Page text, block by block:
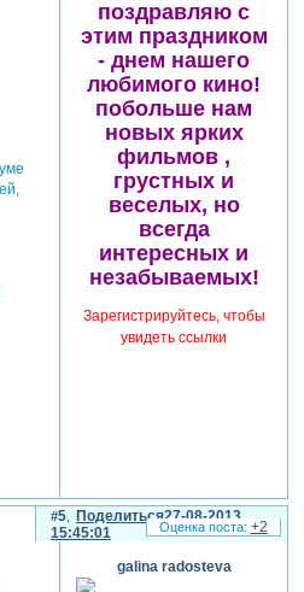
искусство независимо от
«нала»!
мы вам желаем
множества аншлагов и
премьер,
чтоб цвел кинотеатр год от
и пусть искусство,
созданное братьями
люмьер,
всегда принадлежит
всему народу!
Зарегистрируйтесь, чтобы
увидеть ссылки
поздравляю с
этим праздником
- днем нашего
любимого кино!
побольше нам
новых ярких
фильмов ,
грустных и
веселых, но
всегда
интересных и
незабываемых!
Зарегистрируйтесь, чтобы
увидеть ссылки
Поделиться
5
27-08-2013
15:45:01
galina radosteva
+2